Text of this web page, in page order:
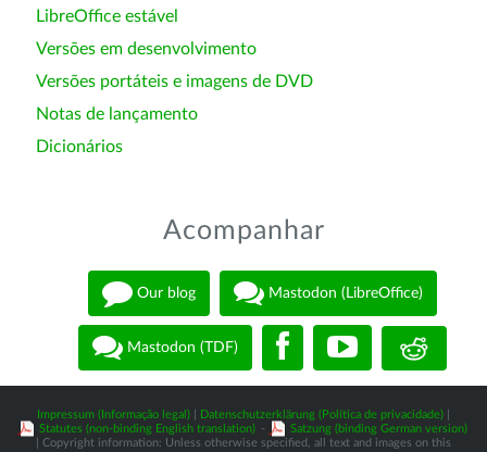
LibreOffice estável
Versões em desenvolvimento
Versões portáteis e imagens de DVD
Notas de lançamento
Dicionários
Acompanhar
Our blog Mastodon (LibreOffice)
Mastodon (TDF)
Impressum (Informação legal) Datenschutzerklärung (Política de privacidade)
Statutes (non-binding English translation) -
Satzung (binding German version)
| Copyright information: Unless otherwise specified, all text and images on this